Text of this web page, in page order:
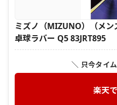
ミズノ（MIZUNO）（メン
卓球ラバー Q5 83JRT895
＼ 只今タイ
楽天